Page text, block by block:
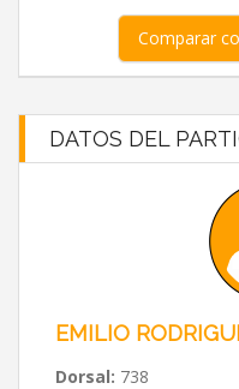
Comparar
DATOS DEL
EMILIO
Dorsal: 738